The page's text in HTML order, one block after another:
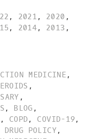
, 2021 , 2020 ,
, 2014, 2013 ,
MEDICINE,
,
,
, BLOG ,
, COPD , COVID-19,
DRUG POLICY,